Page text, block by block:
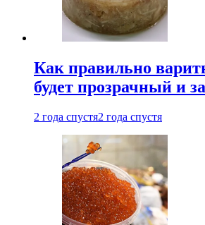
Как правильно
будет прозрачный и
2 года спустя2 года спустя